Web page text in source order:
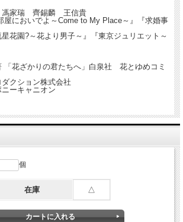
馮家瑞 齊錫麟 王信貴
屋においでよ～Come to My Place～』『求婚事
花園?～花より男子～』『東京ジュリエット～
「花ざかりの君たちへ」白泉社 花とゆめコミ
クション株式会社
ーキャニオン
個
在庫 △